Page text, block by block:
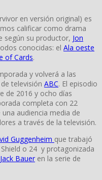
en versión original) es
calificar como drama
según su productor, Jon
conocidas: el Ala oeste
of Cards.
y volverá a las
televisión ABC. El episodio
de 2016 y ocho días
completa con 22
audiencia media de
a través de la televisión.
Guggenheim que trabajó
o 24 y protagonizada
Jack Bauer en la serie de